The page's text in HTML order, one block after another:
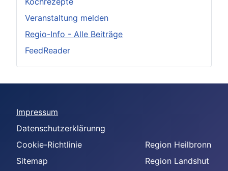
Veranstaltung melden
Regio-Info - Alle Beiträge
FeedReader
Impressum
Datenschutzerklärunng
Cookie-Richtlinie
Sitemap
Region Heilbronn
Region Landshut